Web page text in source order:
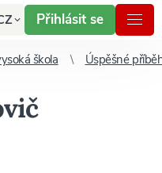
Přihlásit se
škola Úspěšné